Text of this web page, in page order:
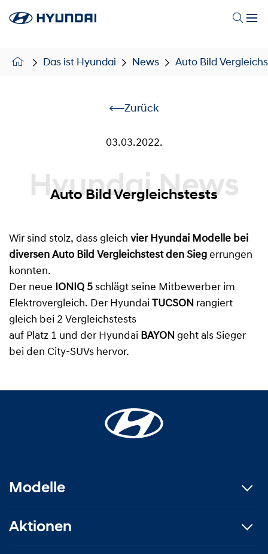
Das ist Hyundai News Auto Bild
Zurück
03.03.2022.
Hyundai News
Auto Bild Vergleichstests
Wir sind stolz, dass gleich vier Hyundai Modelle bei
diversen Auto Bild Vergleichstest den Sieg errungen
konnten.
Der neue IONIQ 5 schlägt seine Mitbewerber im
Elektrovergleich. Der Hyundai TUCSON rangiert
gleich bei 2 Vergleichstests
auf Platz 1 und der Hyundai BAYON geht als Sieger
bei den City-SUVs hervor.
Modelle
Aktionen